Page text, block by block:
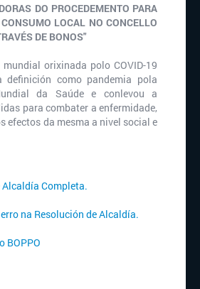
DO PROCEDEMENTO PARA
LOCAL NO CONCELLO
DE BONOS"
orixinada polo COVID-19
como pandemia pola
da Saúde e conlevou a
para combater a enfermidade,
efectos da mesma a nivel social e
Alcaldía Completa.
na Resolución de Alcaldía.
BOPPO